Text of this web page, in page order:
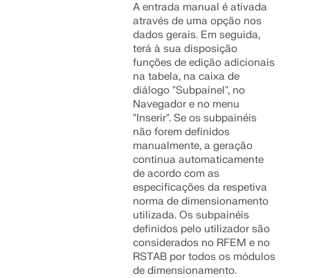
A entrada manual é ativada
através de uma opção nos
dados gerais. Em seguida,
terá à sua disposição
funções de edição adicionais
na tabela, na caixa de
diálogo "Subpainel", no
Navegador e no menu
"Inserir". Se os subpainéis
não forem definidos
manualmente, a geração
continua automaticamente
de acordo com as
especificações da respetiva
norma de dimensionamento
utilizada. Os subpainéis
definidos pelo utilizador são
considerados no RFEM e no
RSTAB por todos os módulos
de dimensionamento.